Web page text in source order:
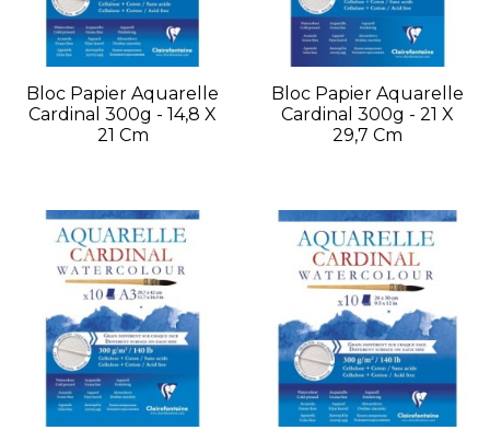
Bloc Papier Aquarelle
Cardinal 300g - 14,8 X
21 Cm
Bloc Papier Aquarelle
Cardinal 300g - 21 X
29,7 Cm